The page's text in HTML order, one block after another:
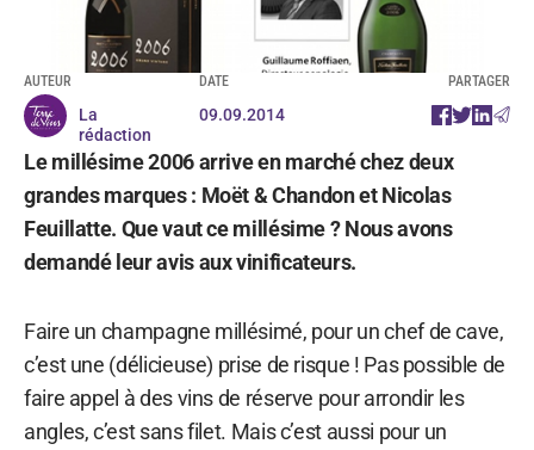
AUTEUR
La
rédaction
DATE
09.09.2014
PARTAGER
Le millésime 2006 arrive en marché chez deux
grandes marques : Moët & Chandon et Nicolas
Feuillatte. Que vaut ce millésime ? Nous avons
demandé leur avis aux vinificateurs.
Faire un champagne millésimé, pour un chef de cave,
c’est une (délicieuse) prise de risque ! Pas possible de
faire appel à des vins de réserve pour arrondir les
angles, c’est sans filet. Mais c’est aussi pour un